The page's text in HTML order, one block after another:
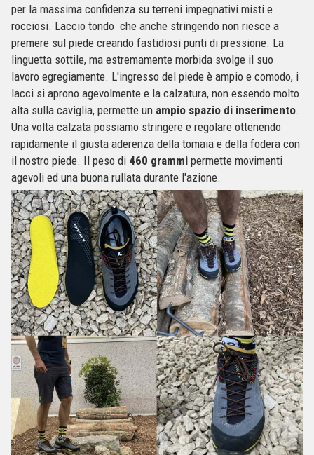
per la massima confidenza su terreni impegnativi misti e
rocciosi. Laccio tondo che anche stringendo non riesce a
premere sul piede creando fastidiosi punti di pressione. La
linguetta sottile, ma estremamente morbida svolge il suo
lavoro egregiamente. L'ingresso del piede è ampio e comodo, i
lacci si aprono agevolmente e la calzatura, non essendo molto
alta sulla caviglia, permette un ampio spazio di inserimento.
Una volta calzata possiamo stringere e regolare ottenendo
rapidamente il giusta aderenza della tomaia e della fodera con
il nostro piede. Il peso di 460 grammi permette movimenti
agevoli ed una buona rullata durante l'azione.